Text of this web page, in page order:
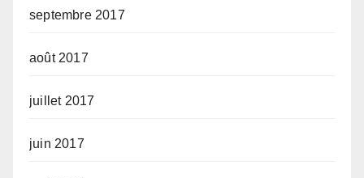
septembre 2017
août 2017
juillet 2017
juin 2017